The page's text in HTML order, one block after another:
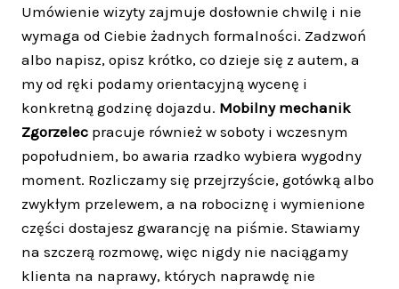
Umówienie wizyty zajmuje dosłownie chwilę i nie
wymaga od Ciebie żadnych formalności. Zadzwoń
albo napisz, opisz krótko, co dzieje się z autem, a
my od ręki podamy orientacyjną wycenę i
konkretną godzinę dojazdu. Mobilny mechanik
Zgorzelec pracuje również w soboty i wczesnym
popołudniem, bo awaria rzadko wybiera wygodny
moment. Rozliczamy się przejrzyście, gotówką albo
zwykłym przelewem, a na robociznę i wymienione
części dostajesz gwarancję na piśmie. Stawiamy
na szczerą rozmowę, więc nigdy nie naciągamy
klienta na naprawy, których naprawdę nie